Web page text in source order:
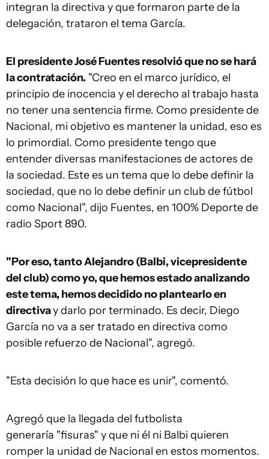
integran la directiva y que formaron parte de la
delegación, trataron el tema García.
El presidente José Fuentes resolvió que no se hará
la contratación. "Creo en el marco jurídico, el
principio de inocencia y el derecho al trabajo hasta
no tener una sentencia firme. Como presidente de
Nacional, mi objetivo es mantener la unidad, eso es
lo primordial. Como presidente tengo que
entender diversas manifestaciones de actores de
la sociedad. Este es un tema que lo debe definir la
sociedad, que no lo debe definir un club de fútbol
como Nacional", dijo Fuentes, en 100% Deporte de
radio Sport 890.
"Por eso, tanto Alejandro (Balbi, vicepresidente
del club) como yo, que hemos estado analizando
este tema, hemos decidido no plantearlo en
directivay darlo por terminado. Es decir, Diego
García no va a ser tratado en directiva como
posible refuerzo de Nacional", agregó.
"Esta decisión lo que hace es unir", comentó.
Agregó que la llegada del futbolista
generaría "fisuras" y que ni él ni Balbi quieren
romper la unidad de Nacional en estos momentos.